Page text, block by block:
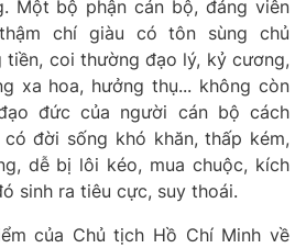
Một bộ phận cán bộ, đảng viên
chí giàu có tôn sùng chủ
tiền, coi thường đạo lý, kỷ cương,
xa hoa, hưởng thụ... không còn
đức của người cán bộ cách
đời sống khó khăn, thấp kém,
dễ bị lôi kéo, mua chuộc, kích
sinh ra tiêu cực, suy thoái.
của Chủ tịch Hồ Chí Minh về